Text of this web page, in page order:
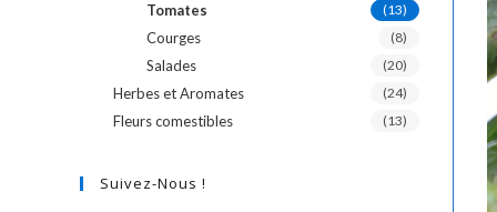
Tomates (13)
Courges (8)
Salades (20)
Herbes et Aromates (24)
Fleurs comestibles (13)
Suivez-Nous !